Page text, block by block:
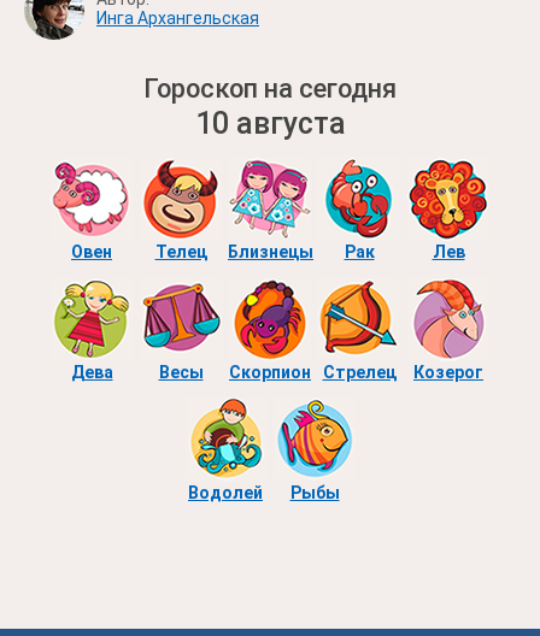
Инга Архангельская
Гороскоп на сегодня
10 августа
Овен Телец Близнецы Рак Лев
Дева Весы Скорпион Стрелец Козерог
Водолей Рыбы